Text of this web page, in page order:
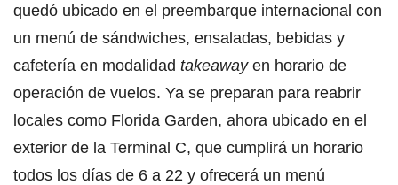
quedó ubicado en el preembarque internacional con
un menú de sándwiches, ensaladas, bebidas y
cafetería en modalidad takeaway en horario de
operación de vuelos. Ya se preparan para reabrir
locales como Florida Garden, ahora ubicado en el
exterior de la Terminal C, que cumplirá un horario
todos los días de 6 a 22 y ofrecerá un menú